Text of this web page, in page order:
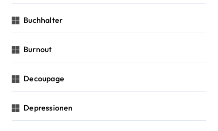
Buchhalter
Burnout
Decoupage
Depressionen